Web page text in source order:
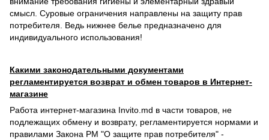
смысл. Суровые ограничения направлены на защиту прав
потребителя. Ведь нижнее белье предназначено для
индивидуального использования!
Какими законодательными документами
регламентируется возврат и обмен товаров в Интернет-
магазине
Работа интернет-магазина Invito.md в части товаров, не
подлежащих обмену и возврату, регламентируется нормами и
правилами Закона РМ "О защите прав потребителя" -